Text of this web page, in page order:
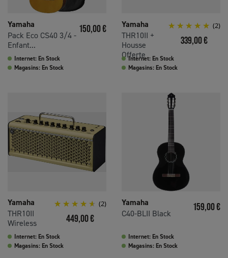
Yamaha
Pack Eco CS40 3/4 -
Enfant...
Prix
150,00 €
Internet: En Stock
Magasins: En Stock
Yamaha
THR10II +
Housse
Offerte
(2)
Prix
339,00 €
Internet: En Stock
Magasins: En Stock
Yamaha
THR10II
Wireless
(2)
Prix
449,00 €
Internet: En Stock
Magasins: En Stock
Yamaha
C40-BLII Black
Prix
159,00 €
Internet: En Stock
Magasins: En Stock